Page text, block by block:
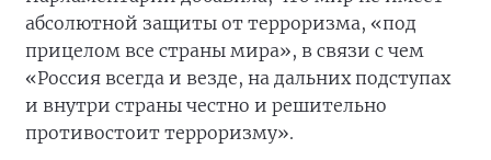
абсолютной защиты от терроризма, «под
прицелом все страны мира», в связи с чем
«Россия всегда и везде, на дальних подступах
и внутри страны честно и решительно
противостоит терроризму».